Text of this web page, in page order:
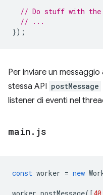
// Do stuff with the
// ...
});
Per inviare un
stessa API postMessage
listener di eventi nel
main . js
const worker = new